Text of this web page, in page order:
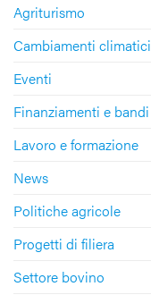
Agriturismo
Cambiamenti climatici
Eventi
Finanziamenti e bandi
Lavoro e formazione
News
Politiche agricole
Progetti di filiera
Settore bovino